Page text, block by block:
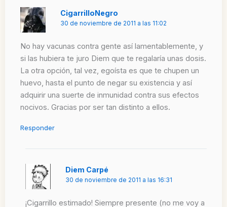
CigarrilloNegro
30 de noviembre de 2011 a las 11:02
No hay vacunas contra gente así lamentablemente, y
si las hubiera te juro Diem que te regalaría unas dosis.
La otra opción, tal vez, egoísta es que te chupen un
huevo, hasta el punto de negar su existencia y así
adquirir una suerte de inmunidad contra sus efectos
nocivos. Gracias por ser tan distinto a ellos.
Responder
Diem Carpé
30 de noviembre de 2011 a las 16:31
¡Cigarrillo estimado! Siempre presente (no me voy a